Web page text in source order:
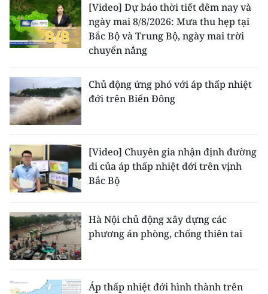
[Video] Dự báo thời tiết đêm nay và
ngày mai 8/8/2026: Mưa thu hẹp tại
Bắc Bộ và Trung Bộ, ngày mai trời
chuyển nắng
Chủ động ứng phó với áp thấp nhiệt
đới trên Biển Đông
[Video] Chuyên gia nhận định đường
đi của áp thấp nhiệt đới trên vịnh
Bắc Bộ
Hà Nội chủ động xây dựng các
phương án phòng, chống thiên tai
Áp thấp nhiệt đới hình thành trên